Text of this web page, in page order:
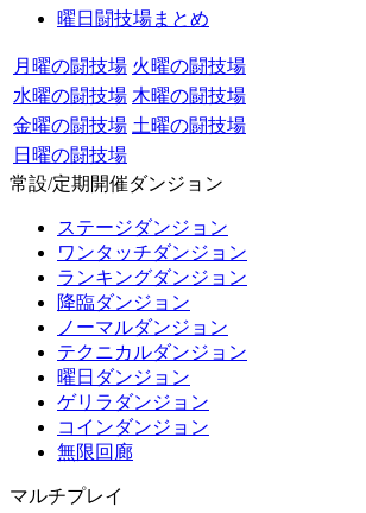
曜日闘技場まとめ
月曜の闘技場 火曜の闘技場
水曜の闘技場 木曜の闘技場
金曜の闘技場 土曜の闘技場
日曜の闘技場
常設/定期開催ダンジョン
ステージダンジョン
ワンタッチダンジョン
ランキングダンジョン
降臨ダンジョン
ノーマルダンジョン
テクニカルダンジョン
曜日ダンジョン
ゲリラダンジョン
コインダンジョン
無限回廊
マルチプレイ